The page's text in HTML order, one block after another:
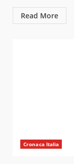
Read More
Cronaca Italia